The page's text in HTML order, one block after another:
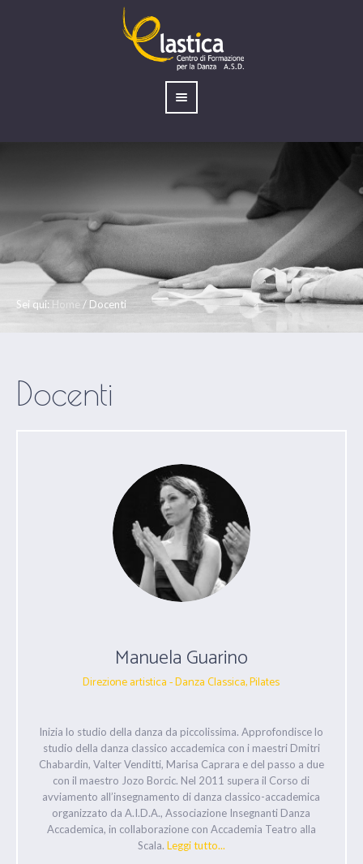
Sei qui: Home / Docenti
Docenti
Manuela Guarino
Direzione artistica - Danza Classica, Pilates
Inizia lo studio della danza da piccolissima. Approfondisce lo
studio della danza classico accademica con i maestri Dmitri
Chabardin, Valter Venditti, Marisa Caprara e del passo a due
con il maestro Jozo Borcic. Nel 2011 supera il Corso di
avviamento all’insegnamento di danza classico-accademica
organizzato da A.I.D.A., Associazione Insegnanti Danza
Accademica, in collaborazione con Accademia Teatro alla
Scala. Leggi tutto...